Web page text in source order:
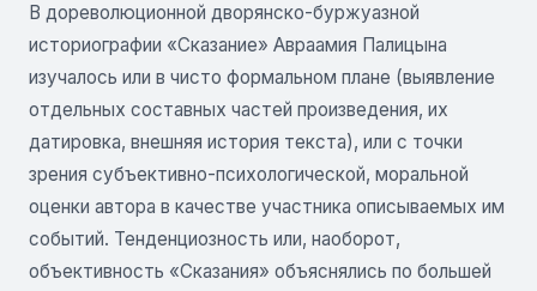
В дореволюционной дворянско-буржуазной
историографии «Сказание» Авраамия Палицына
изучалось или в чисто формальном плане (выявление
отдельных составных частей произведения, их
датировка, внешняя история текста), или с точки
зрения субъективно-психологической, моральной
оценки автора в качестве участника описываемых им
событий. Тенденциозность или, наоборот,
объективность «Сказания» объяснялись по большей